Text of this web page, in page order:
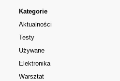
Kategorie
Aktualności
Testy
Używane
Elektronika
Warsztat